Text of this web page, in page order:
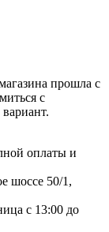
прошла с
с
оплаты и
шоссе 50/1,
с 13:00 до